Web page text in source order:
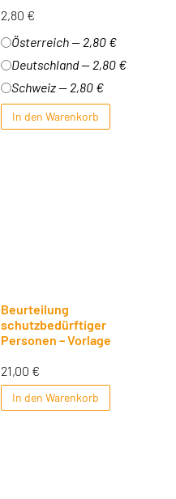
2,80 €
Österreich — 2,80 €
Deutschland — 2,80 €
Schweiz — 2,80 €
In den Warenkorb
Beurteilung
schutzbedürftiger
Personen – Vorlage
21,00 €
In den Warenkorb